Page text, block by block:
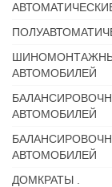
АВТОМОБИЛЕЙ
АВТОМОБИЛЕЙ
АВТОМОБИЛЕЙ
ДОМКРАТЫ .